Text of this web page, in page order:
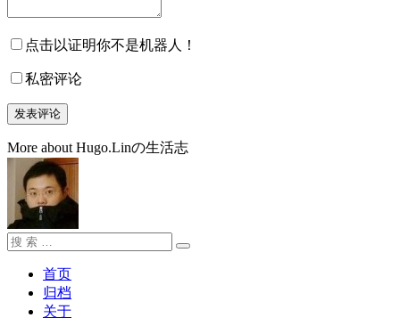
点击以证明你不是机器人！
私密评论
More about Hugo.Linの生活志
搜
搜
首页
归档
关于